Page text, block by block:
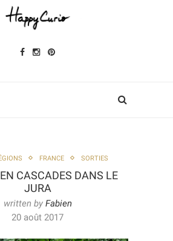
FRANCE SORTIES
CASCADES DANS LE
JURA
written by Fabien
20 août 2017